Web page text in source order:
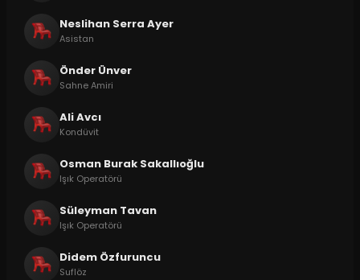
Neslihan Serra Ayer
Asistan
Önder Ünver
Sahne Amiri
Ali Avcı
Kondüvit
Osman Burak Sakallıoğlu
Işık Operatörü
Süleyman Tavan
Işık Operatörü
Didem Özfuruncu
Suflöz